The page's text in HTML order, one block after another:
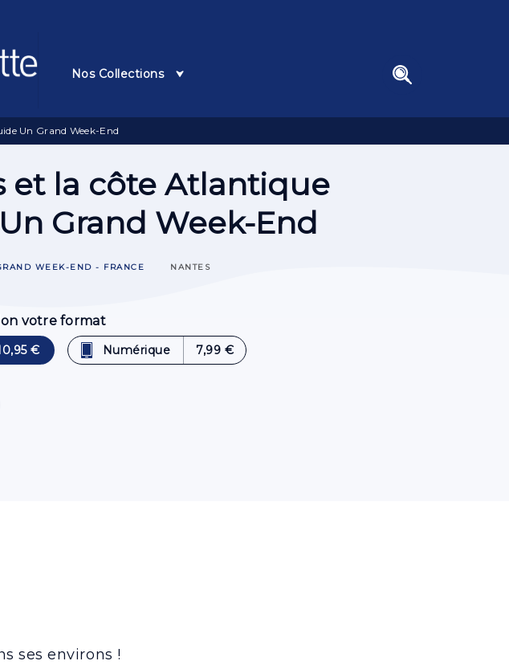
Nos Collections search
Un Grand Week-End
et la côte Atlantique
Grand Week-End
WEEK-END - FRANCE NANTES
votre format
€ Numérique 7,99 €
ses environs !